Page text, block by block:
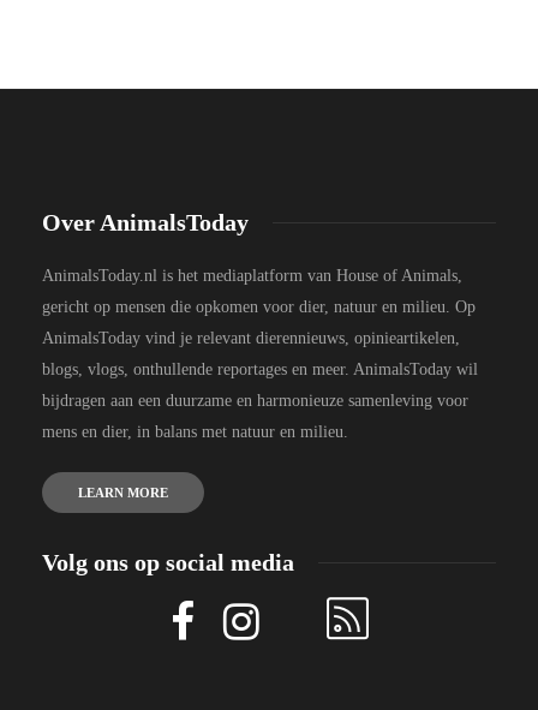
Over AnimalsToday
AnimalsToday.nl is het mediaplatform van House of Animals,
gericht op mensen die opkomen voor dier, natuur en milieu. Op
AnimalsToday vind je relevant dierennieuws, opinieartikelen,
blogs, vlogs, onthullende reportages en meer. AnimalsToday wil
bijdragen aan een duurzame en harmonieuze samenleving voor
mens en dier, in balans met natuur en milieu.
LEARN MORE
Volg ons op social media